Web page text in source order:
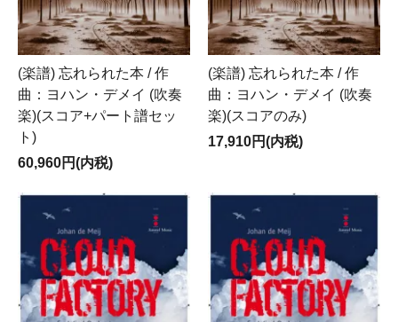
(楽譜) 忘れられた本 / 作
曲：ヨハン・デメイ (吹奏
楽)(スコア+パート譜セッ
ト)
60,960円(内税)
(楽譜) 忘れられた本 / 作
曲：ヨハン・デメイ (吹奏
楽)(スコアのみ)
17,910円(内税)